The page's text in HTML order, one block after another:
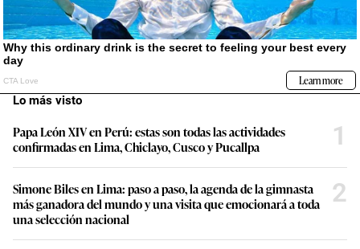
Lo más visto
Papa León XIV en Perú: estas son todas las actividades
confirmadas en Lima, Chiclayo, Cusco y Pucallpa
1
Simone Biles en Lima: paso a paso, la agenda de la gimnasta
más ganadora del mundo y una visita que emocionará a toda
una selección nacional
2